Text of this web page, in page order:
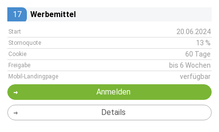
17 Werbemittel
Start 20.06.2024
Stornoquote 13 %
Cookie 60 Tage
Freigabe bis 6 Wochen
Mobil-Landingpage verfügbar
Anmelden
Details